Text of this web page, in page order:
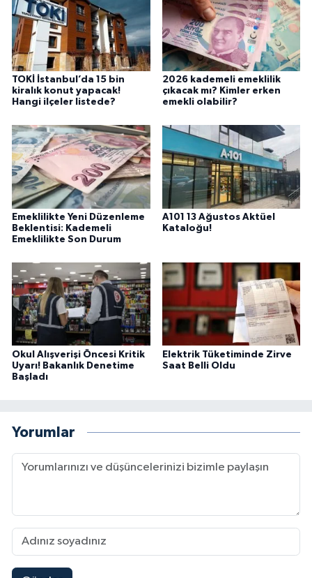
TOKİ İstanbul’da 15 bin
kiralık konut yapacak!
Hangi ilçeler listede?
2026 kademeli emeklilik
çıkacak mı? Kimler erken
emekli olabilir?
Emeklilikte Yeni Düzenleme
Beklentisi: Kademeli
Emeklilikte Son Durum
A101 13 Ağustos Aktüel
Kataloğu!
Okul Alışverişi Öncesi Kritik
Uyarı! Bakanlık Denetime
Başladı
Elektrik Tüketiminde Zirve
Saat Belli Oldu
Yorumlar